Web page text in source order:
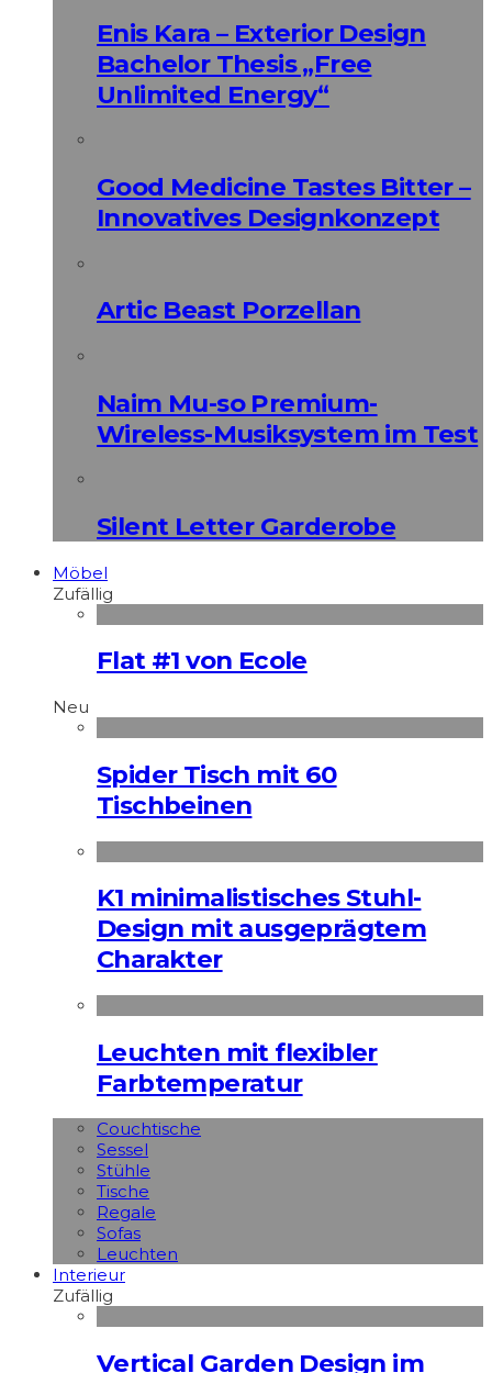
Enis Kara – Exterior Design
Bachelor Thesis „Free
Unlimited Energy“
Good Medicine Tastes Bitter –
Innovatives Designkonzept
Artic Beast Porzellan
Naim Mu-so Premium-
Wireless-Musiksystem im Test
Silent Letter Garderobe
Möbel
Zufällig
Flat #1 von Ecole
Neu
Spider Tisch mit 60
Tischbeinen
K1 minimalistisches Stuhl-
Design mit ausgeprägtem
Charakter
Leuchten mit flexibler
Farbtemperatur
Couchtische
Sessel
Stühle
Tische
Regale
Sofas
Leuchten
Interieur
Zufällig
Vertical Garden Design im